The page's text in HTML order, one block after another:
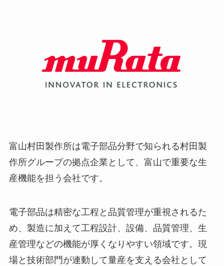
富山村田製作所は電子部品分野で知られる村田製
作所グループの拠点企業として、富山で重要な生
産機能を担う会社です。
電子部品は精密な工程と品質管理が重視されるた
め、製造に加えて工程設計、設備、品質管理、生
産管理などの機能が厚くなりやすい領域です。現
場と技術部門が連動して量産を支える会社として